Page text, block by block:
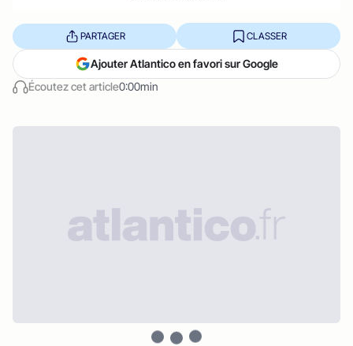
Écoutez cet article0:00min
PARTAGER CLASSER
Ajouter Atlantico en favori sur Google